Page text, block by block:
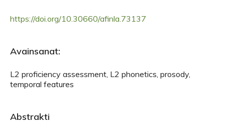
https://doi.org/10.30660/afinla.73137
Avainsanat:
L2 proficiency assessment, L2 phonetics, prosody,
temporal features
Abstrakti